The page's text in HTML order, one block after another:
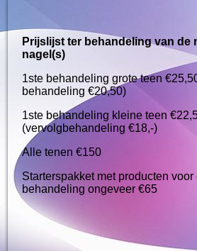
Prijslijst ter behandeling van de
nagel(s)
1ste behandeling grote teen
behandeling €20,50)
1ste behandeling kleine teen
(vervolgbehandeling €18,-)
Alle tenen €150
Starterspakket met producten voor
behandeling ongeveer €65